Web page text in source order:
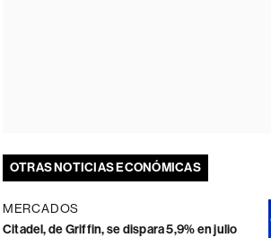
OTRAS NOTICIAS ECONÓMICAS
MERCADOS
Citadel, de Griffin, se dispara 5,9% en julio